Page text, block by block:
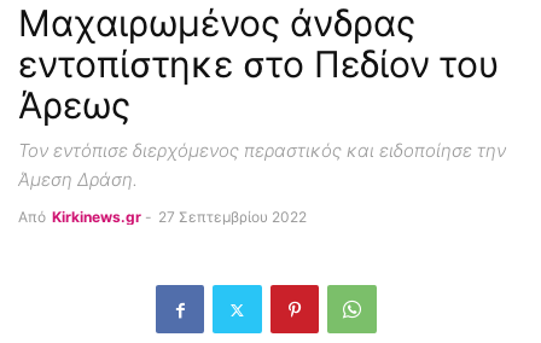
Μαχαιρωμένος άνδρας
εντοπίστηκε στο Πεδίον του
Άρεως
Τον εντόπισε διερχόμενος περαστικός και ειδοποίησε την
Άμεση Δράση.
Από Kirkinews.gr - 27 Σεπτεμβρίου 2022